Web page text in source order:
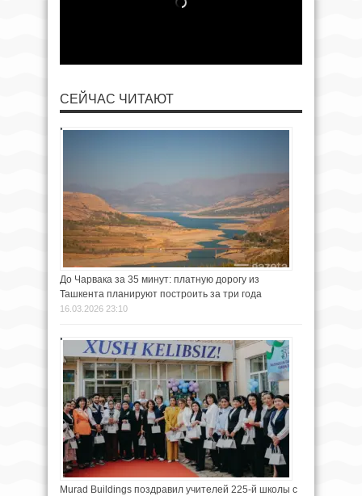
СЕЙЧАС ЧИТАЮТ
До Чарвака за 35 минут: платную дорогу из
Ташкента планируют построить за три года
16.03.2026 23:10
Murad Buildings поздравил учителей 225-й школы с